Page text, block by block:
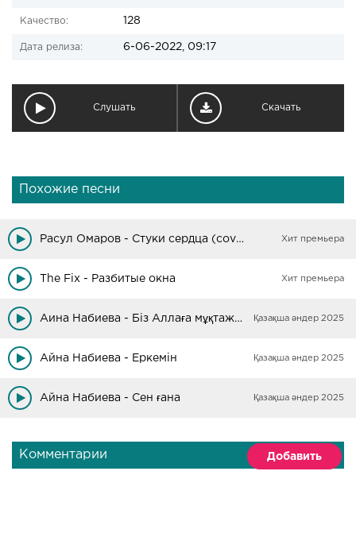
Качество: 128
Дата релиза: 6-06-2022, 09:17
Слушать Скачать
Похожие песни
Расул Омаров - Стуки сердца (cover) Хит премьера
The Fix - Разбитые окна Хит премьера
Аина Набиева - Біз Аллаға мұқтажбыз Қазақша әндер 2025
Айна Набиева - Еркемін Қазақша әндер 2025
Айна Набиева - Сен ғана Қазақша әндер 2025
Комментарии Добавить